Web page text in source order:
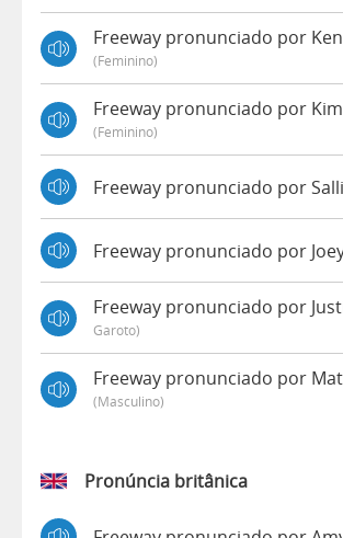
Freeway pronunciado por
(feminino)
Freeway pronunciado por
(feminino)
Freeway pronunciado por Salli
Freeway pronunciado por
Freeway pronunciado por
Garoto)
Freeway pronunciado por
(masculino)
Pronúncia britânica